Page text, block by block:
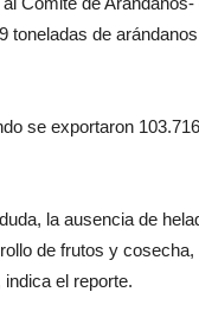
toneladas de arándanos
se exportaron 103.716
la ausencia de
de frutos y cosecha,
el reporte.